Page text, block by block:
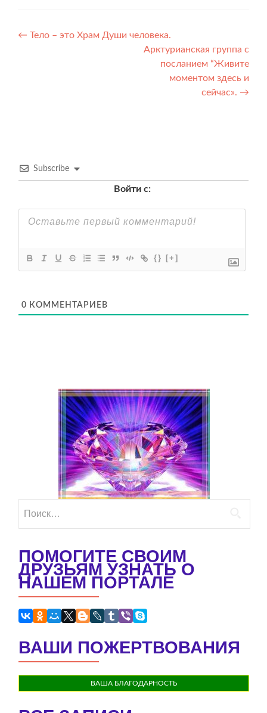
Навигация
← Тело – это Храм Души человека.
Арктурианская группа с
посланием “Живите
моментом здесь и
сейчас». →
Subscribe
Войти с:
{} [+]
0 КОММЕНТАРИЕВ
ПОМОГИТЕ СВОИМ
ДРУЗЬЯМ УЗНАТЬ О
НАШЕМ ПОРТАЛЕ
ВАШИ ПОЖЕРТВОВАНИЯ
ВАША БЛАГОДАРНОСТЬ